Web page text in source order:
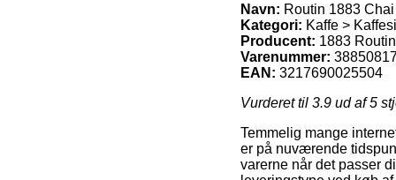
Navn: Routin 1883
Kategori: Kaffe >
Producent: 1883 Routin
Varenummer:
EAN: 3217690025504
Vurderet til 3.9 ud af 5
Temmelig mange
er på nuværende
varerne når det passer